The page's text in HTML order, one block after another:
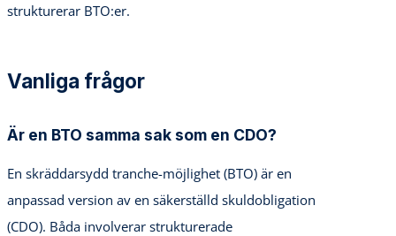
strukturerar BTO:er.
Vanliga frågor
Är en BTO samma sak som en CDO?
En skräddarsydd tranche-möjlighet (BTO) är en
anpassad version av en säkerställd skuldobligation
(CDO). Båda involverar strukturerade